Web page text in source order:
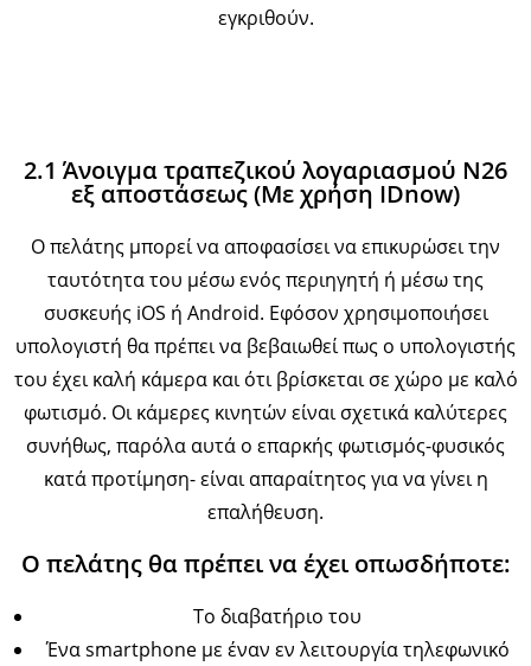
εγκριθούν.
2.1 Άνοιγμα τραπεζικού λογαριασμού Ν26
εξ αποστάσεως (Με χρήση IDnow)
Ο πελάτης μπορεί να αποφασίσει να επικυρώσει την
ταυτότητα του μέσω ενός περιηγητή ή μέσω της
συσκευής iOS ή Android. Εφόσον χρησιμοποιήσει
υπολογιστή θα πρέπει να βεβαιωθεί πως ο υπολογιστής
του έχει καλή κάμερα και ότι βρίσκεται σε χώρο με καλό
φωτισμό. Οι κάμερες κινητών είναι σχετικά καλύτερες
συνήθως, παρόλα αυτά ο επαρκής φωτισμός-φυσικός
κατά προτίμηση- είναι απαραίτητος για να γίνει η
επαλήθευση.
Ο πελάτης θα πρέπει να έχει οπωσδήποτε:
Το διαβατήριο του
Ένα smartphone με έναν εν λειτουργία τηλεφωνικό